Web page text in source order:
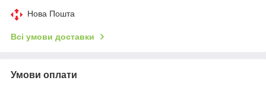
Нова Пошта
Всі умови доставки
Умови оплати